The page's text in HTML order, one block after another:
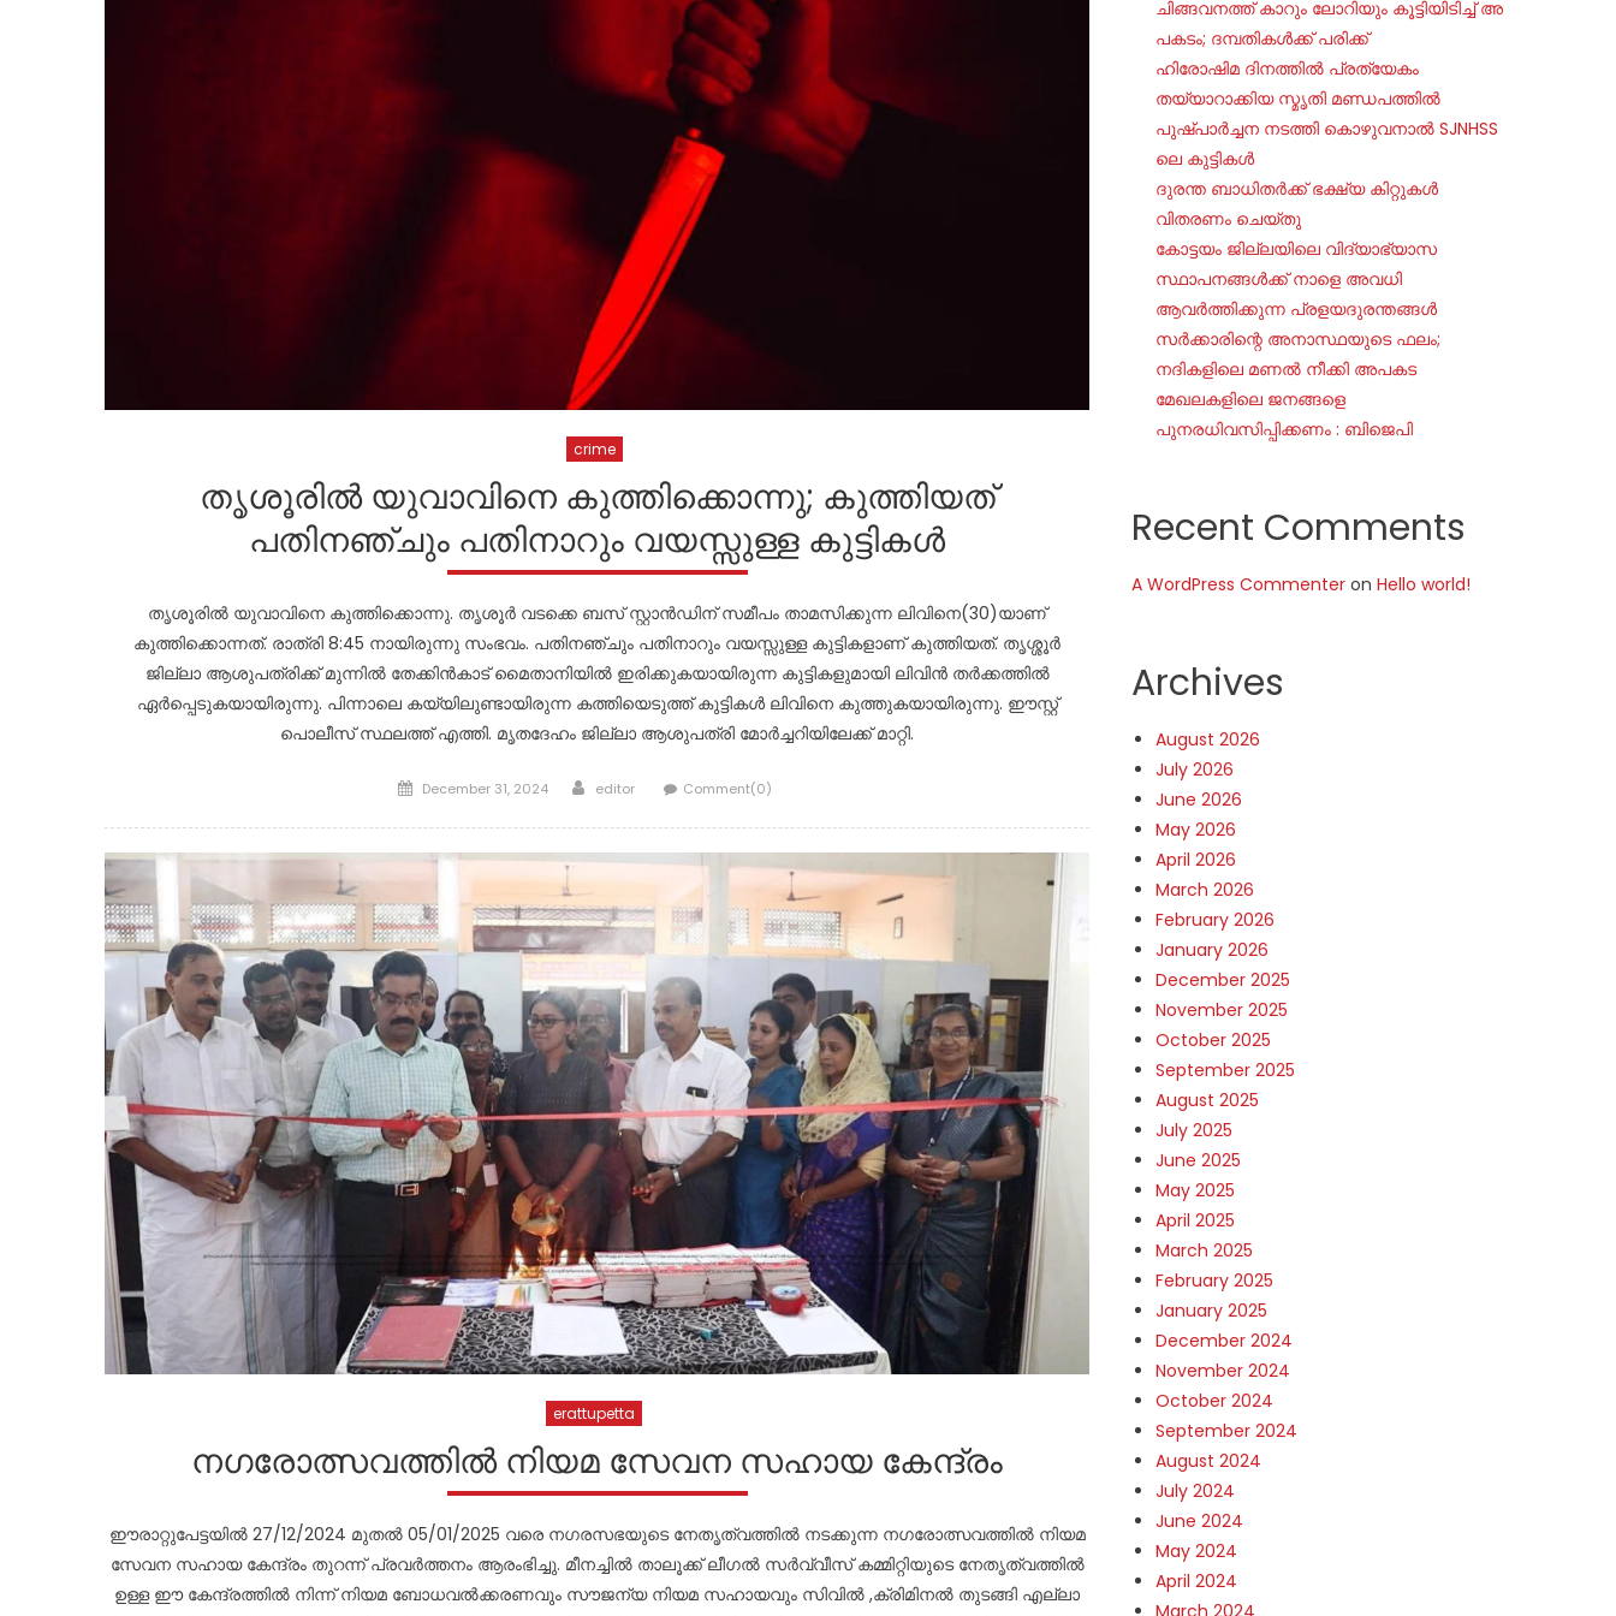
crime
തൃശൂരിൽ യുവാവിനെ കുത്തിക്കൊന്നു; കുത്തിയത്
പതിനഞ്ചും പതിനാറും വയസ്സുള്ള കുട്ടികൾ
തൃശൂരിൽ യുവാവിനെ കുത്തിക്കൊന്നു. തൃശൂർ വടക്കെ ബസ് സ്റ്റാൻഡിന് സമീപം താമസിക്കുന്ന ലിവിനെ(30)യാണ്
കുത്തിക്കൊന്നത്. രാത്രി 8:45 നായിരുന്നു സംഭവം. പതിനഞ്ചും പതിനാറും വയസ്സുള്ള കുട്ടികളാണ് കുത്തിയത്. തൃശ്ശൂർ
ജില്ലാ ആശുപത്രിക്ക് മുന്നിൽ തേക്കിൻകാട് മൈതാനിയിൽ ഇരിക്കുകയായിരുന്ന കുട്ടികളുമായി ലിവിൻ തർക്കത്തിൽ
ഏർപ്പെടുകയായിരുന്നു. പിന്നാലെ കയ്യിലുണ്ടായിരുന്ന കത്തിയെടുത്ത് കുട്ടികൾ ലിവിനെ കുത്തുകയായിരുന്നു. ഈസ്റ്റ്
പൊലീസ് സ്ഥലത്ത് എത്തി. മൃതദേഹം ജില്ലാ ആശുപത്രി മോർച്ചറിയിലേക്ക് മാറ്റി.
Posted
December 31, 2024 Author
editor Comment(0)
erattupetta
നഗരോത്സവത്തിൽ നിയമ സേവന സഹായ കേന്ദ്രം
ഈരാറ്റുപേട്ടയിൽ 27/12/2024 മുതൽ 05/01/2025 വരെ നഗരസഭയുടെ നേതൃത്വത്തിൽ നടക്കുന്ന നഗരോത്സവത്തിൽ നിയമ
സേവന സഹായ കേന്ദ്രം തുറന്ന് പ്രവർത്തനം ആരംഭിച്ചു. മീനച്ചിൽ താലൂക്ക് ലീഗൽ സർവ്വീസ് കമ്മിറ്റിയുടെ നേതൃത്വത്തിൽ
ഉള്ള ഈ കേന്ദ്രത്തിൽ നിന്ന് നിയമ ബോധവൽക്കരണവും സൗജന്യ നിയമ സഹായവും സിവിൽ ,ക്രിമിനൽ തുടങ്ങി എല്ലാ
ചി​ങ്ങ​വ​ന​ത്ത് കാ​റും ലോ​റി​യും കൂ​ട്ടി​യി​ടി​ച്ച് അ​
പ​ക​ടം; ദ​മ്പ​തി​ക​ൾ​ക്ക് പ​രി​ക്ക്
ഹിരോഷിമ ദിനത്തിൽ പ്രത്യേകം
തയ്യാറാക്കിയ സ്മൃതി മണ്ഡപത്തിൽ
പുഷ്പാർച്ചന നടത്തി കൊഴുവനാൽ SJNHSS
ലെ കുട്ടികൾ
ദുരന്ത ബാധിതർക്ക് ഭക്ഷ്യ കിറ്റുകൾ
വിതരണം ചെയ്തു
കോട്ടയം ജില്ലയിലെ വിദ്യാഭ്യാസ
സ്ഥാപനങ്ങൾക്ക് നാളെ അവധി
ആവർത്തിക്കുന്ന പ്രളയദുരന്തങ്ങൾ
സർക്കാരിന്റെ അനാസ്ഥയുടെ ഫലം;
നദികളിലെ മണൽ നീക്കി അപകട
മേഖലകളിലെ ജനങ്ങളെ
പുനരധിവസിപ്പിക്കണം : ബിജെപി
Recent Comments
A WordPress Commenter onHello world!
Archives
August 2026
July 2026
June 2026
May 2026
April 2026
March 2026
February 2026
January 2026
December 2025
November 2025
October 2025
September 2025
August 2025
July 2025
June 2025
May 2025
April 2025
March 2025
February 2025
January 2025
December 2024
November 2024
October 2024
September 2024
August 2024
July 2024
June 2024
May 2024
April 2024
March 2024